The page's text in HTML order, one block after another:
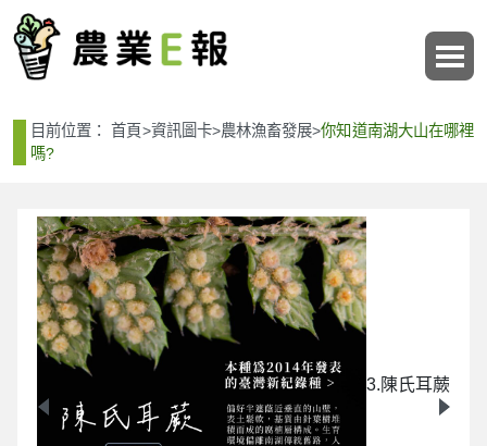
目前位置：首頁>資訊圖卡>農林漁畜發展>你知道南湖大山在哪裡
嗎?
3.陳氏耳蕨